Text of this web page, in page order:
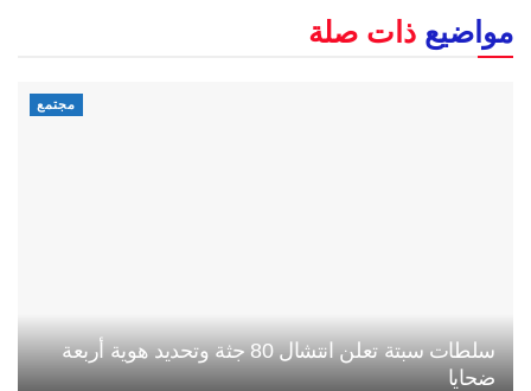
مواضيع ذات صلة
مجتمع
سلطات سبتة تعلن انتشال 80 جثة وتحديد هوية أربعة
ضحايا